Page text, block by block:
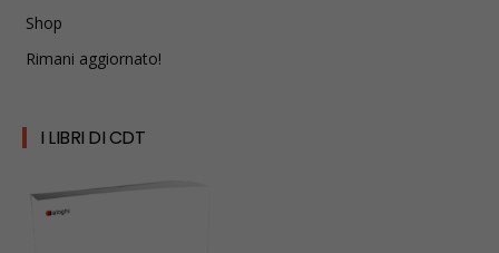
Shop
Rimani aggiornato!
I LIBRI DI CDT